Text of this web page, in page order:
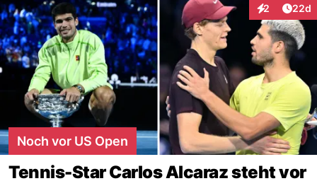
2
Interaktionen
22d
Noch vor US Open
Tennis-Star Carlos Alcaraz steht vor